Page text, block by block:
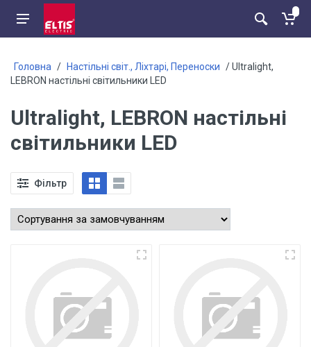
Головна / Настільні світ., Ліхтарі, Переноски / Ultralight,
LEBRON настільні світильники LED
Ultralight, LEBRON настільні
світильники LED
Фільтр